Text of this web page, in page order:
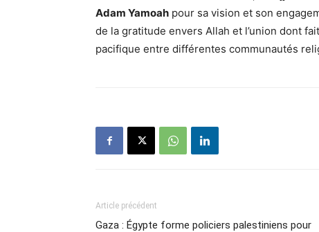
Adam Yamoah pour sa vision et son
de la gratitude envers Allah et l’union dont
pacifique entre différentes communautés
Article précédent
Gaza : Égypte forme policiers palestiniens pour